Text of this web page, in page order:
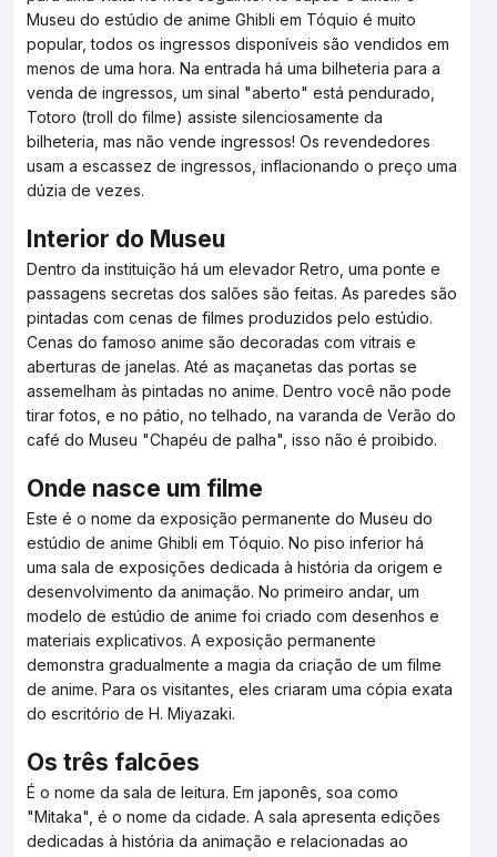
Museu do estúdio de anime Ghibli em Tóquio é muito
popular, todos os ingressos disponíveis são vendidos em
menos de uma hora. Na entrada há uma bilheteria para a
venda de ingressos, um sinal "aberto" está pendurado,
Totoro (troll do filme) assiste silenciosamente da
bilheteria, mas não vende ingressos! Os revendedores
usam a escassez de ingressos, inflacionando o preço uma
dúzia de vezes.
Interior do Museu
Dentro da instituição há um elevador Retro, uma ponte e
passagens secretas dos salões são feitas. As paredes são
pintadas com cenas de filmes produzidos pelo estúdio.
Cenas do famoso anime são decoradas com vitrais e
aberturas de janelas. Até as maçanetas das portas se
assemelham às pintadas no anime. Dentro você não pode
tirar fotos, e no pátio, no telhado, na varanda de Verão do
café do Museu "Chapéu de palha", isso não é proibido.
Onde nasce um filme
Este é o nome da exposição permanente do Museu do
estúdio de anime Ghibli em Tóquio. No piso inferior há
uma sala de exposições dedicada à história da origem e
desenvolvimento da animação. No primeiro andar, um
modelo de estúdio de anime foi criado com desenhos e
materiais explicativos. A exposição permanente
demonstra gradualmente a magia da criação de um filme
de anime. Para os visitantes, eles criaram uma cópia exata
do escritório de H. Miyazaki.
Os três falcões
É o nome da sala de leitura. Em japonês, soa como
"Mitaka", é o nome da cidade. A sala apresenta edições
dedicadas à história da animação e relacionadas ao